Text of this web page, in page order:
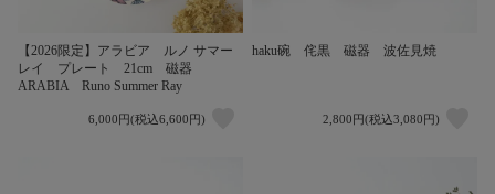
【2026限定】アラビア ルノ サマー
レイ プレート 21cm 磁器
ARABIA Runo Summer Ray
6,000円(税込6,600円)
haku碗 侘黒 磁器 波佐見焼
2,800円(税込3,080円)